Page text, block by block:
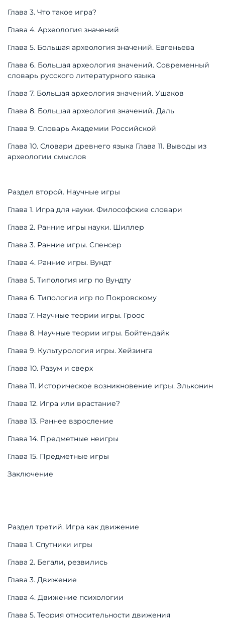
Глава 3. Что такое игра?
Глава 4. Археология значений
Глава 5. Большая археология значений. Евгеньева
Глава 6. Большая археология значений. Современный
словарь русского литературного языка
Глава 7. Большая археология значений. Ушаков
Глава 8. Большая археология значений. Даль
Глава 9. Словарь Академии Российской
Глава 10. Словари древнего языка Глава 11. Выводы из
археологии смыслов
Раздел второй. Научные игры
Глава 1. Игра для науки. Философские словари
Глава 2. Ранние игры науки. Шиллер
Глава 3. Ранние игры. Спенсер
Глава 4. Ранние игры. Вундт
Глава 5. Типология игр по Вундту
Глава 6. Типология игр по Покровскому
Глава 7. Научные теории игры. Гроос
Глава 8. Научные теории игры. Бойтендайк
Глава 9. Культурология игры. Хейзинга
Глава 10. Разум и сверх
Глава 11. Историческое возникновение игры. Эльконин
Глава 12. Игра или врастание?
Глава 13. Раннее взросление
Глава 14. Предметные неигры
Глава 15. Предметные игры
Заключение
Раздел третий. Игра как движение
Глава 1. Спутники игры
Глава 2. Бегали, резвились
Глава 3. Движение
Глава 4. Движение психологии
Глава 5. Теория относительности движения